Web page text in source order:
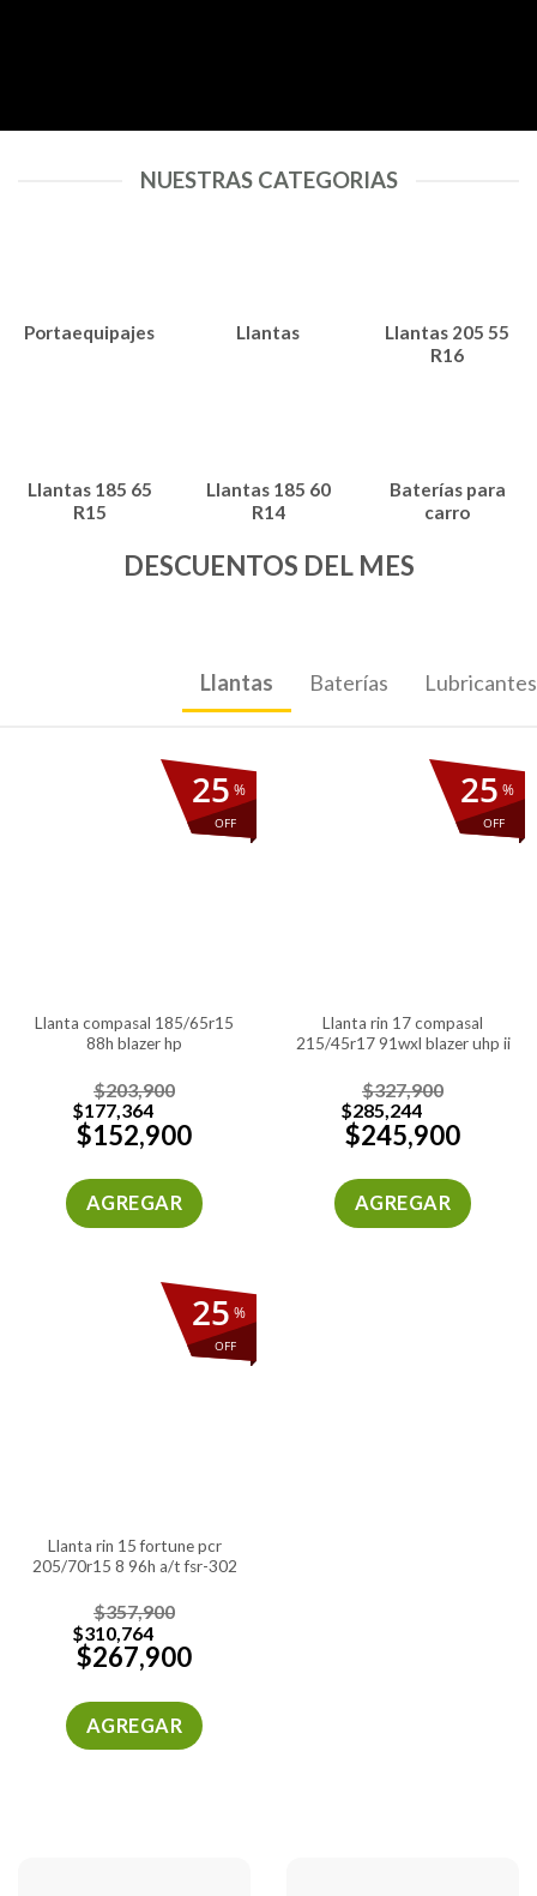
NUESTRAS CATEGORIAS
Portaequipajes Llantas
Llantas 205 55
R16
Llantas 185 65
R15
Llantas 185 60
R14
Baterías para
carro
DESCUENTOS DEL MES
Llantas Baterías Lubricantes
%
OFF
25
llanta compasal 185/65r15
88h blazer hp
$203,900
$177,364
$152,900
AGREGAR
%
OFF
25
llanta rin 17 compasal
215/45r17 91wxl blazer uhp ii
$327,900
$285,244
$245,900
AGREGAR
%
OFF
25
llanta rin 15 fortune pcr
205/70r15 8 96h a/t fsr-302
$357,900
$310,764
$267,900
AGREGAR